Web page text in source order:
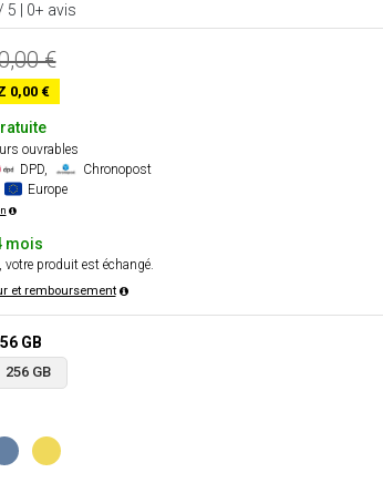
5 | 0+ avis
€
0,00 €
ouvrables
DPD,
Chronopost
Europe
mois
votre produit est échangé.
et remboursement
GB
256 GB